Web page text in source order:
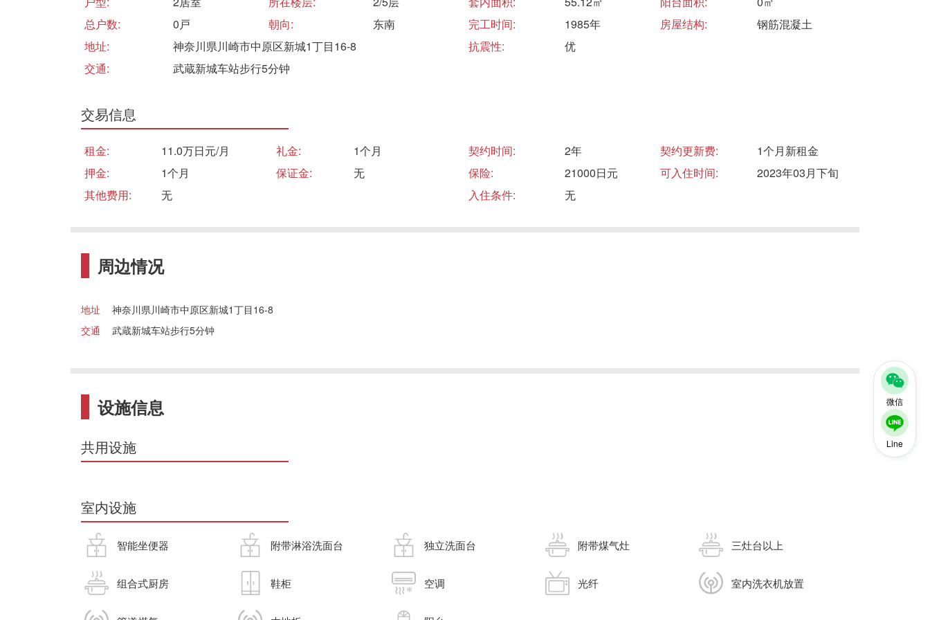
微信
Line
完工时间:
1985年 房屋结构:
钢筋混凝土
抗震性:
优
总户数:
0戸 朝向:
东南
地址:
神奈川県川崎市中原区新城1丁目16-8
交通:
武蔵新城车站步行5分钟
交易信息
契约时间: 2年 契约更新费:
1个月新租金
保险:
21000日元 可入住时间:
2023年03月下旬
入住条件:
无
租金: 11.0万日元/月 礼金:
1个月
押金:
1个月 保证金:
无
其他费用:
无
周边情况
地址
神奈川県川崎市中原区新城1丁目16-8
交通
武蔵新城车站步行5分钟
设施信息
共用设施
室内设施
智能坐便器 附带淋浴洗面台 独立洗面台 附带煤气灶 三灶台以上
组合式厨房 鞋柜 空调 光纤 室内洗衣机放置